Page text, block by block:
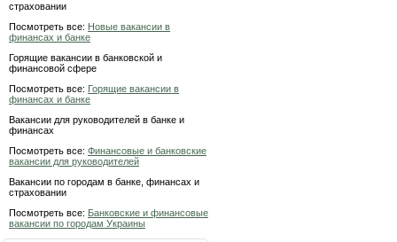
страховании
Посмотреть все: Новые вакансии в
финансах и банке
Горящие вакансии в банковской и
финансовой сфере
Посмотреть все: Горящие вакансии в
финансах и банке
Вакансии для руководителей в банке и
финансах
Посмотреть все: Финансовые и банковские
вакансии для руководителей
Вакансии по городам в банке, финансах и
страховании
Посмотреть все: Банковские и финансовые
вакансии по городам Украины